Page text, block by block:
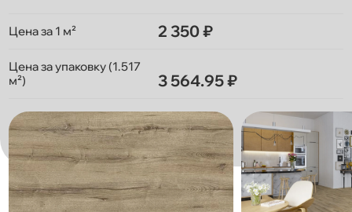
Цена за 1 м² 2 350 ₽
Цена за упаковку (1.517
м²)
3 564.95 ₽